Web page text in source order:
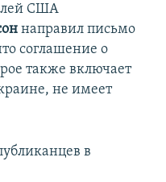
США
направил письмо
соглашение о
также включает
не имеет
в